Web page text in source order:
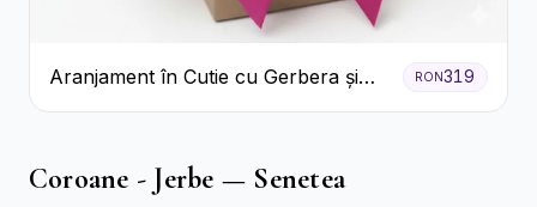
Aranjament în Cutie cu Gerbera și
Trandafiri Roz
RON319
Coroane - Jerbe — Senetea